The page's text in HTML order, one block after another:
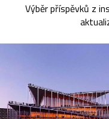
Výběr příspěvků z